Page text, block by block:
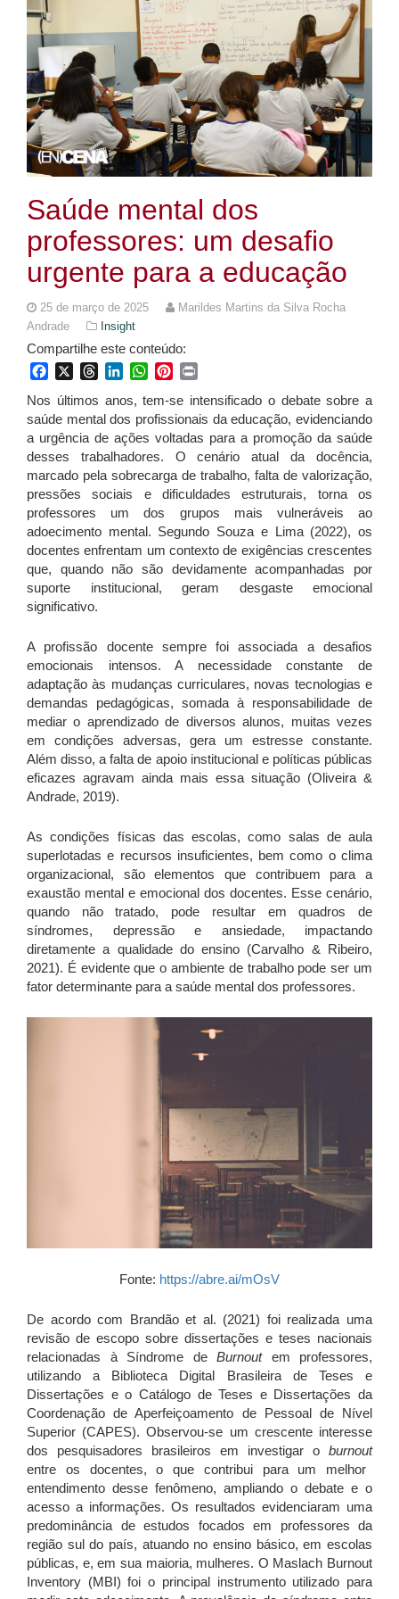
Saúde mental dos
professores: um desafio
urgente para a educação
25 de março de 2025
Marildes Martins da Silva Rocha
Andrade
Insight
Compartilhe este conteúdo:
FacebookThreadsLinkedInWhatsApp
Pinterest
Nos últimos anos, tem-se intensificado o debate sobre a
saúde mental dos profissionais da educação, evidenciando
a urgência de ações voltadas para a promoção da saúde
desses trabalhadores. O cenário atual da docência,
marcado pela sobrecarga de trabalho, falta de valorização,
pressões sociais e dificuldades estruturais, torna os
professores um dos grupos mais vulneráveis ao
adoecimento mental. Segundo Souza e Lima (2022), os
docentes enfrentam um contexto de exigências crescentes
que, quando não são devidamente acompanhadas por
suporte institucional, geram desgaste emocional
significativo.
A profissão docente sempre foi associada a desafios
emocionais intensos. A necessidade constante de
adaptação às mudanças curriculares, novas tecnologias e
demandas pedagógicas, somada à responsabilidade de
mediar o aprendizado de diversos alunos, muitas vezes
em condições adversas, gera um estresse constante.
Além disso, a falta de apoio institucional e políticas públicas
eficazes agravam ainda mais essa situação (Oliveira &
Andrade, 2019).
As condições físicas das escolas, como salas de aula
superlotadas e recursos insuficientes, bem como o clima
organizacional, são elementos que contribuem para a
exaustão mental e emocional dos docentes. Esse cenário,
quando não tratado, pode resultar em quadros de
síndromes, depressão e ansiedade, impactando
diretamente a qualidade do ensino (Carvalho & Ribeiro,
2021). É evidente que o ambiente de trabalho pode ser um
fator determinante para a saúde mental dos professores.
Fonte: https://abre.ai/mOsV
De acordo com Brandão et al. (2021) foi realizada uma
revisão de escopo sobre dissertações e teses nacionais
relacionadas à Síndrome de Burnoutem professores,
utilizando a Biblioteca Digital Brasileira de Teses e
Dissertações e o Catálogo de Teses e Dissertações da
Coordenação de Aperfeiçoamento de Pessoal de Nível
Superior (CAPES). Observou-se um crescente interesse
dos pesquisadores brasileiros em investigar o burnout
entre os docentes, o que contribui para um melhor
entendimento desse fenômeno, ampliando o debate e o
acesso a informações. Os resultados evidenciaram uma
predominância de estudos focados em professores da
região sul do país, atuando no ensino básico, em escolas
públicas, e, em sua maioria, mulheres. O Maslach Burnout
Inventory (MBI) foi o principal instrumento utilizado para